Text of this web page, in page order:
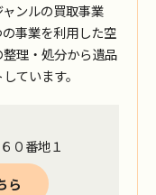
ンルの買取事業
事業を利用した空
理・処分から遺品
ています。
０番地１
ら